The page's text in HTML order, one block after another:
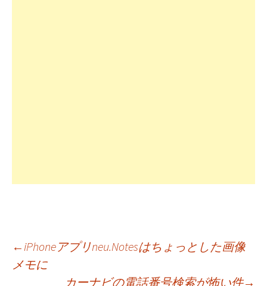
投
←iPhoneアプリneu.Notesはちょっとした画像
メモに
カーナビの電話番号検索が怖い件→